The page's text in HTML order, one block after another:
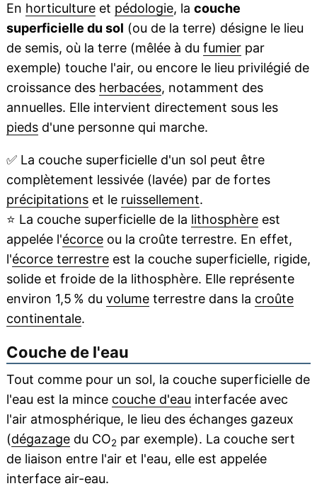
En horticultureet pédologie, la couche
superficielle du sol (ou de la terre) désigne le lieu
de semis, où la terre (mêlée à du fumierpar
exemple) touche l'air, ou encore le lieu privilégié de
croissance des herbacées, notamment des
annuelles. Elle intervient directement sous les
piedsd'une personne qui marche.
✅La couche superficielle d'un sol peut être
complètement lessivée (lavée) par de fortes
précipitationset le ruissellement.
⭐ La couche superficielle de la lithosphèreest
appelée l'écorceou la croûte terrestre. En effet,
l'écorce terrestreest la couche superficielle, rigide,
solide et froide de la lithosphère. Elle représente
environ 1,5 % du volumeterrestre dans la croûte
continentale.
Couche de l'eau
Tout comme pour un sol, la couche superficielle de
l'eau est la mince couche d'eau interfacée avec
l'air atmosphérique, le lieu des échanges gazeux
(dégazagedu CO2 par exemple). La couche sert
de liaison entre l'air et l'eau, elle est appelée
interface air-eau.